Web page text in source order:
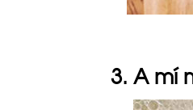
3. A mí